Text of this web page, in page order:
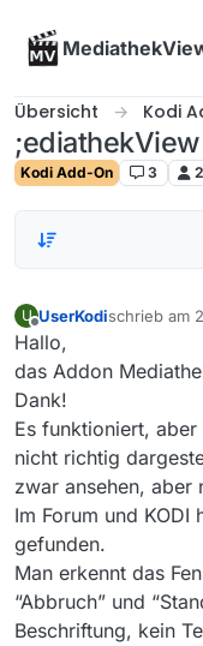
Übersicht Kodi
;ediathekView
Kodi Add-On 3 2
U
Offline
UserKodischrieb am
zuletzt
Hallo,
das Addon
Dank!
Es funktioniert, aber
nicht richtig
zwar ansehen, aber
Im Forum und KODI
gefunden.
Man erkennt das
“Abbruch” und
Beschriftung, kein